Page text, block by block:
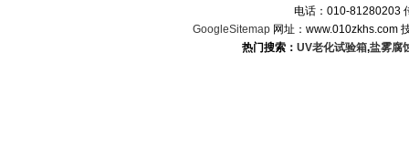
电话：010-81280203
GoogleSitemap 网址：www.010zkhs.com
热门搜索： UV老化试验箱,盐雾腐